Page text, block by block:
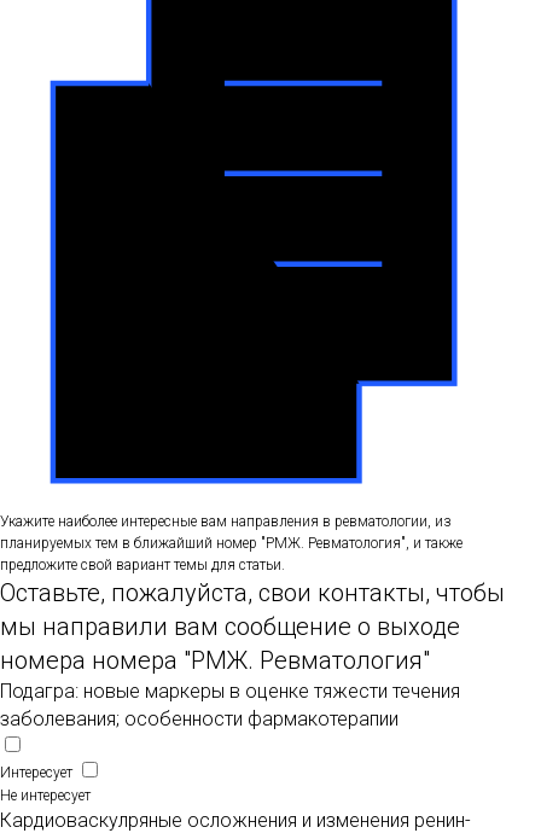
Укажите наиболее интересные вам направления в ревматологии, из
планируемых тем в ближайший номер "РМЖ. Ревматология", и также
предложите свой вариант темы для статьи.
Оставьте, пожалуйста, свои контакты, чтобы
мы направили вам сообщение о выходе
номера номера "РМЖ. Ревматология"
Подагра: новые маркеры в оценке тяжести течения
заболевания; особенности фармакотерапии
Интересует
Не интересует
Кардиоваскулряные осложнения и изменения ренин-